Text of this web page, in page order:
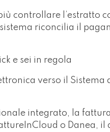
controllare l’estratto
riconcilia il
e sei in regola
verso il Sistema
integrato, la
o Danea,